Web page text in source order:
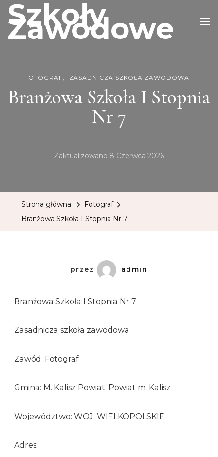
Szkoły
Zawodowe
FOTOGRAF ZASADNICZA SZKOŁA ZAWODOWA
Branżowa Szkoła I Stopnia
Nr 7
Zaktualizowano 8 Czerwca 2026
Strona główna
Fotograf
Branżowa Szkoła I Stopnia Nr 7
przez admin
Branżowa Szkoła I Stopnia Nr 7
Zasadnicza szkoła zawodowa
Zawód: Fotograf
Gmina: M. Kalisz Powiat: Powiat m. Kalisz
Województwo: WOJ. WIELKOPOLSKIE
Adres: